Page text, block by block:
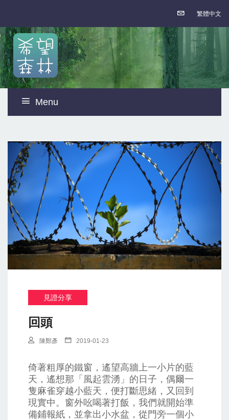
繁體中文
Menu
見證分享
回頭
陳鄭彥 2019-01-23
倚著粗厚的鐵窗，遙望高牆上一小片的藍
天，遙想那「風起雲湧」的日子，偶爾一
隻麻雀穿越小藍天，便打斷思緒，又回到
現實中。窗外吆喝著打飯，我們就開始準
備鋪報紙，並拿出小水盆，從門旁一個小